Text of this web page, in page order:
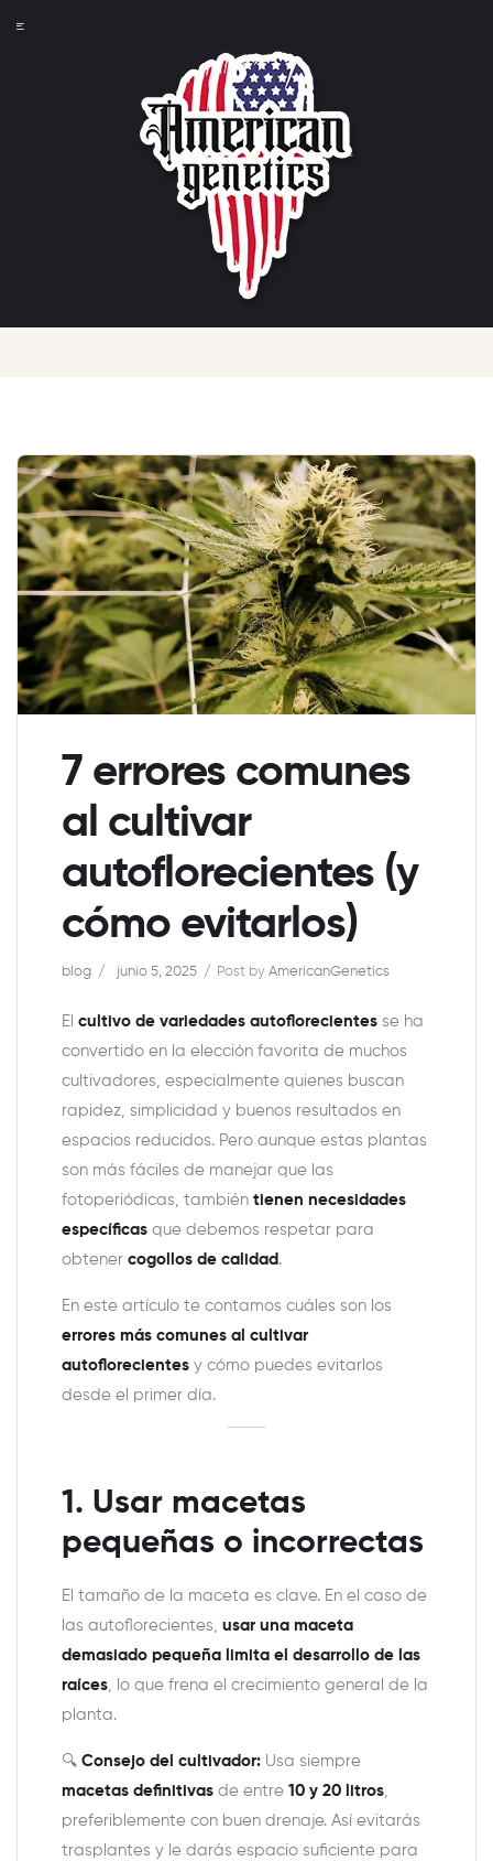
7 errores comunes
al cultivar
autoflorecientes (y
cómo evitarlos)
blog junio 5, 2025 Post by AmericanGenetics
El cultivo de variedades autoflorecientes se ha
convertido en la elección favorita de muchos
cultivadores, especialmente quienes buscan
rapidez, simplicidad y buenos resultados en
espacios reducidos. Pero aunque estas plantas
son más fáciles de manejar que las
fotoperiódicas, también tienen necesidades
específicas que debemos respetar para
obtener cogollos de calidad .
En este artículo te contamos cuáles son los
errores más comunes al cultivar
autoflorecientes y cómo puedes evitarlos
desde el primer día.
1. Usar macetas
pequeñas o incorrectas
El tamaño de la maceta es clave. En el caso de
las autoflorecientes, usar una maceta
demasiado pequeña limita el desarrollo de las
raíces, lo que frena el crecimiento general de la
planta.
🔍 Consejo del cultivador: Usa siempre
macetas definitivas de entre 10 y 20 litros,
preferiblemente con buen drenaje. Así evitarás
trasplantes y le darás espacio suficiente para